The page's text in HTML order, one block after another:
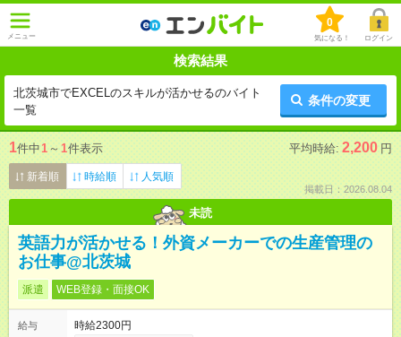
メニュー
0
気になる！ ログイン
検索結果
北茨城市でEXCELのスキルが活かせるのバイト
一覧
条件の変更
1件中1 ～ 1件表示 平均時給: 2,200 円
新着順 時給順 人気順
掲載日：2026.08.04
未読
英語力が活かせる！外資メーカーでの生産管理の
お仕事@北茨城
派遣 WEB登録・面接OK
給与
時給2300円